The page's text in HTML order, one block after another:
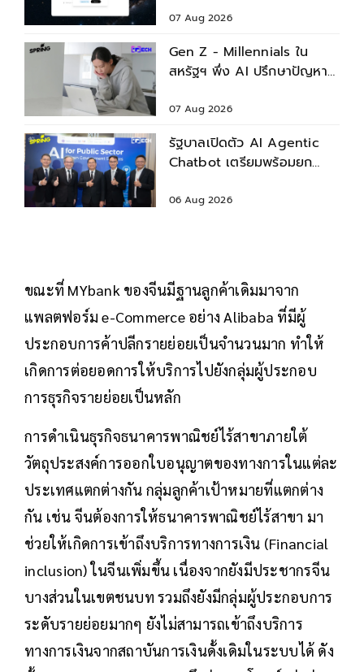
07 Aug 2026
Gen Z - Millennials ใน
สหรัฐฯ พึ่ง AI ปรึกษาปัญหา
07 Aug 2026
รัฐบาลเปิดตัว AI Agentic
Chatbot เตรียมพร้อมยก
06 Aug 2026
ขณะที่ MYbank ของจีนมีฐานลูกค้าเดิมมาจาก
แพลตฟอร์ม e-Commerce อย่าง Alibaba ที่มีผู้
ประกอบการค้าปลีกรายย่อยเป็นจำนวนมาก ทำให้
เกิดการต่อยอดการให้บริการไปยังกลุ่มผู้ประกอบ
การธุรกิจรายย่อยเป็นหลัก
การดำเนินธุรกิจธนาคารพาณิชย์ไร้สาขาภายใต้
วัตถุประสงค์การออกใบอนุญาตของทางการในแต่ละ
ประเทศแตกต่างกัน กลุ่มลูกค้าเป้าหมายที่แตกต่าง
กัน เช่น จีนต้องการให้ธนาคารพาณิชย์ไร้สาขา มา
ช่วยให้เกิดการเข้าถึงบริการทางการเงิน (Financial
inclusion) ในจีนเพิ่มขึ้น เนื่องจากยังมีประชากรจีน
บางส่วนในเขตชนบท รวมถึงยังมีกลุ่มผู้ประกอบการ
ระดับรายย่อยมากๆ ยังไม่สามารถเข้าถึงบริการ
ทางการเงินจากสถาบันการเงินดั้งเดิมในระบบได้ ดัง